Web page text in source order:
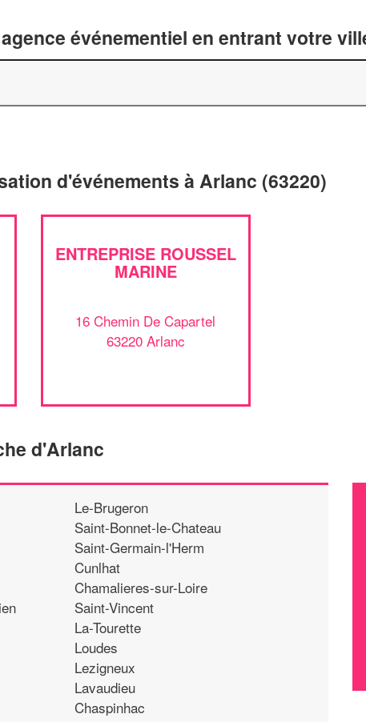
événementiel en entrant votre
d'événements à Arlanc (63220)
ENTREPRISE ROUSSEL
MARINE
16 Chemin De Capartel
63220 Arlanc
d'Arlanc
Le-Brugeron
Saint-Bonnet-le-Chateau
Saint-Germain-l'Herm
Cunlhat
Chamalieres-sur-Loire
Saint-Vincent
La-Tourette
Loudes
Lezigneux
Lavaudieu
Chaspinhac